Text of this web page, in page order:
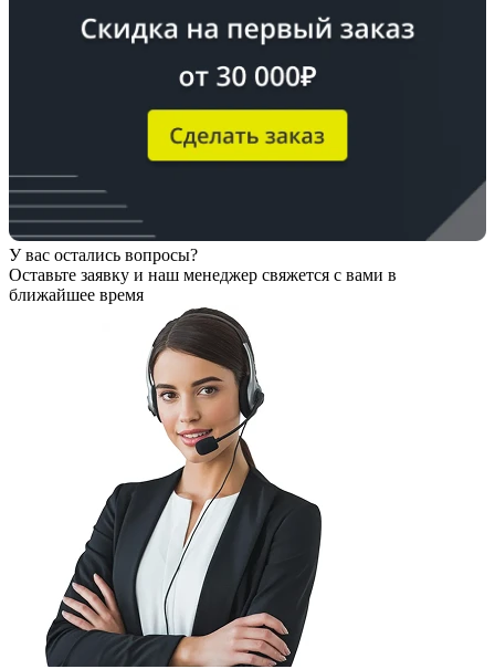
У вас остались вопросы?
Оставьте заявку и наш менеджер свяжется с вами в
ближайшее время